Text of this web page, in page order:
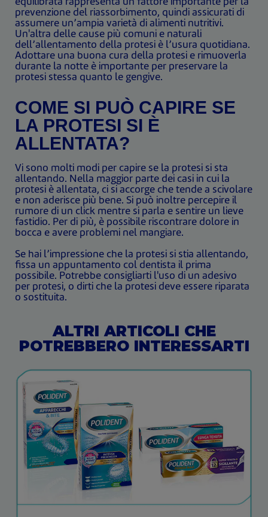
prevenzione del riassorbimento, quindi assicurati di
assumere un’ampia varietà di alimenti nutritivi.
Un'altra delle cause più comuni e naturali
dell’allentamento della protesi è l’usura quotidiana.
Adottare una buona cura della protesi e rimuoverla
durante la notte è importante per preservare la
protesi stessa quanto le gengive.
COME SI PUÒ CAPIRE SE
LA PROTESI SI È
ALLENTATA?
Vi sono molti modi per capire se la protesi si sta
allentando. Nella maggior parte dei casi in cui la
protesi è allentata, ci si accorge che tende a scivolare
e non aderisce più bene. Si può inoltre percepire il
rumore di un click mentre si parla e sentire un lieve
fastidio. Per di più, è possibile riscontrare dolore in
bocca e avere problemi nel mangiare.
Se hai l’impressione che la protesi si stia allentando,
fissa un appuntamento col dentista il prima
possibile. Potrebbe consigliarti l'uso di un adesivo
per protesi, o dirti che la protesi deve essere riparata
o sostituita.
ALTRI ARTICOLI CHE
POTREBBERO INTERESSARTI